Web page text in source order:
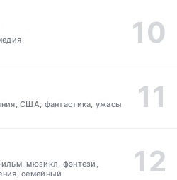
США, фантастика, ужасы
мюзикл, фэнтези,
семейный